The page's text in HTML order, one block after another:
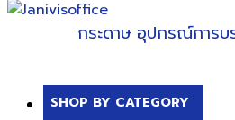
กระดาษ อุปกรณ์การบ
SHOP BY CATEGORY